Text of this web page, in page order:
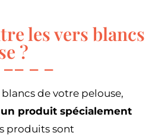
les vers blancs
?
de votre pelouse,
produit spécialement
produits sont